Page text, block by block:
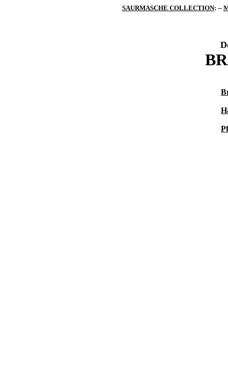
SAURMASCHE COLLECTION: --